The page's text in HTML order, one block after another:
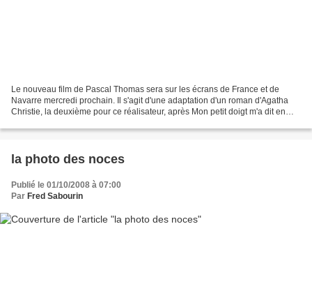
Le nouveau film de Pascal Thomas sera sur les écrans de France et de
Navarre mercredi prochain. Il s'agit d'une adaptation d'un roman d'Agatha
Christie, la deuxième pour ce réalisateur, après Mon petit doigt m'a dit en
la photo des noces
Publié le 01/10/2008 à 07:00
Par Fred Sabourin